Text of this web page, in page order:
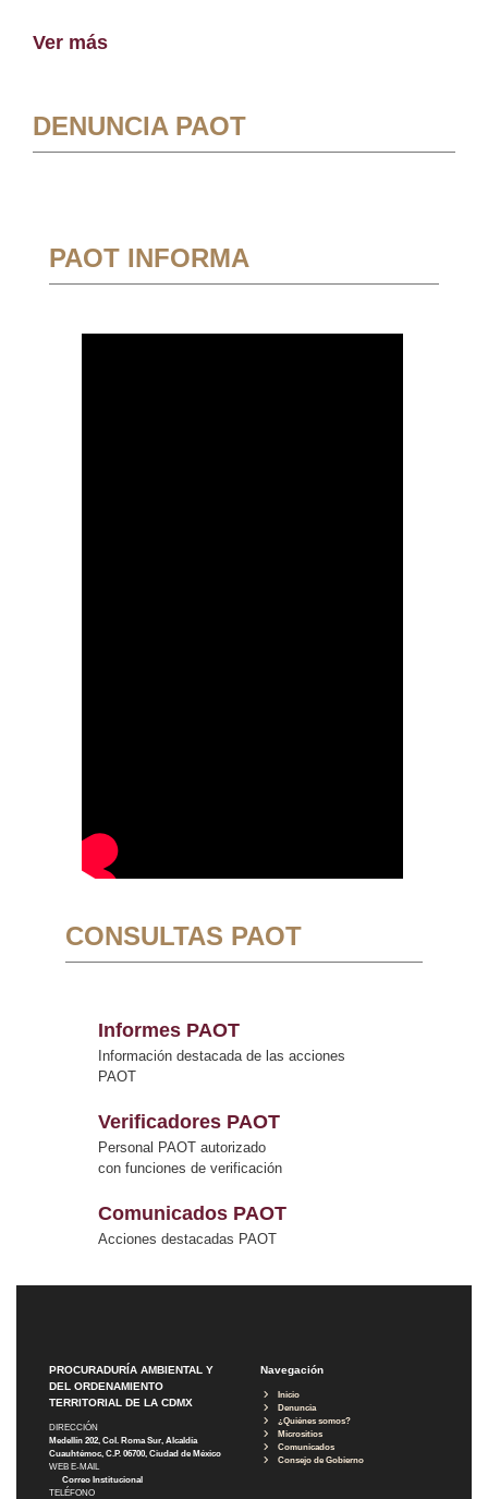
Ver más
DENUNCIA PAOT
PAOT INFORMA
CONSULTAS PAOT
Informes PAOT
Información destacada de las acciones
PAOT
Verificadores PAOT
Personal PAOT autorizado
con funciones de verificación
Comunicados PAOT
Acciones destacadas PAOT
PROCURADURÍA AMBIENTAL Y
DEL ORDENAMIENTO
TERRITORIAL DE LA CDMX
DIRECCIÓN
Medellín 202, Col. Roma Sur, Alcaldía
Cuauhtémoc, C.P. 06700, Ciudad de México
WEB E-MAIL
Correo Institucional
TELÉFONO
Navegación
Inicio
Denuncia
¿Quiénes somos?
Micrositios
Comunicados
Consejo de Gobierno